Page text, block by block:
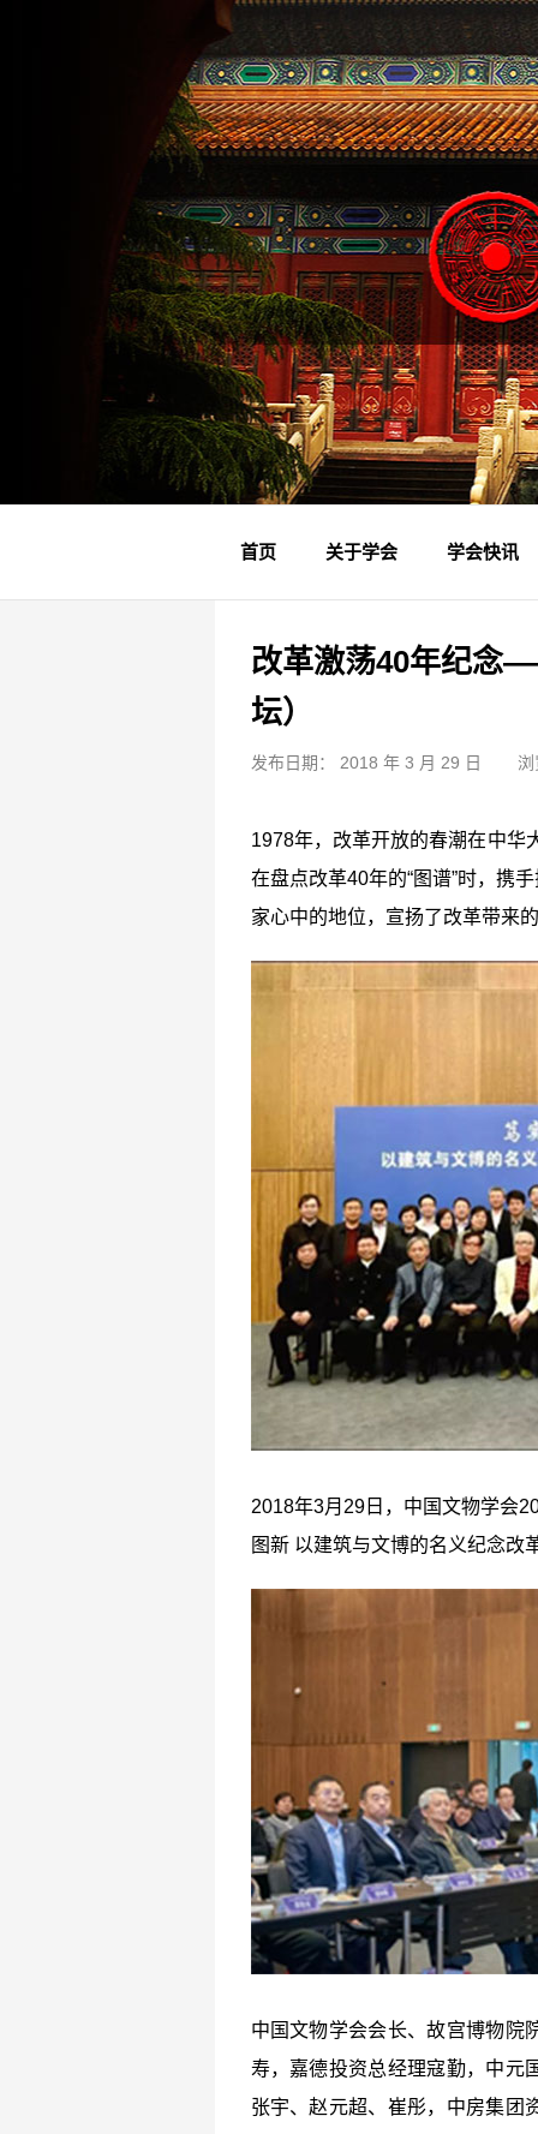
首页 关于学会
学会简介
章程制度
领导成员
理事名单
专家委员会
学术专家
学会会标
学会年鉴
学会快讯
学会动态
文物要闻
改革激荡40年纪念
坛）
发布日期： 2018 年 3 月 29 日
1978年，改革开放的春潮在中华
在盘点改革40年的“图谱”时，携
家心中的地位，宣扬了改革带来
2018年3月29日，中国文物学会
图新 以建筑与文博的名义纪念改
中国文物学会会长、故宫博物院
寿，嘉德投资总经理寇勤，中元
张宇、赵元超、崔彤，中房集团